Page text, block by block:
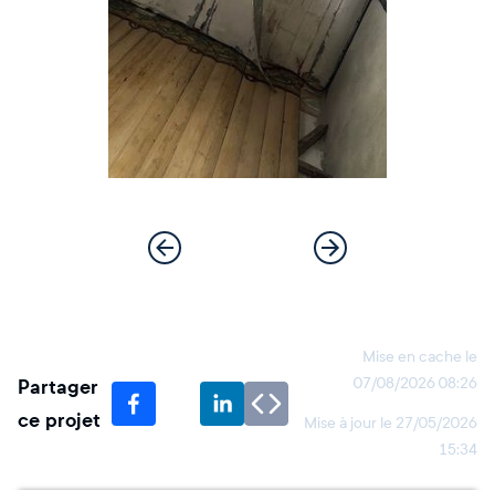
Partager
ce projet
Mise en cache le
07/08/2026 08:26
Mise à jour le 27/05/2026
15:34